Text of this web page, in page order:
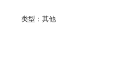
类型：其他